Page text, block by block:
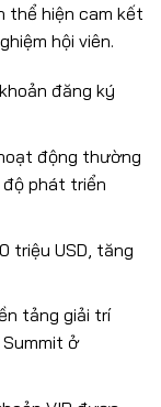
thể hiện cam kết
hội viên.
đăng ký
động thường
phát triển
triệu USD, tăng
tảng giải trí
ở